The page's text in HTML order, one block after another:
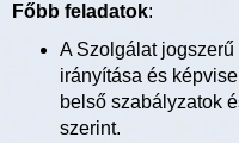
Főbb feladatok:
A Szolgálat
irányítása és
belső szabályzatok
szerint.